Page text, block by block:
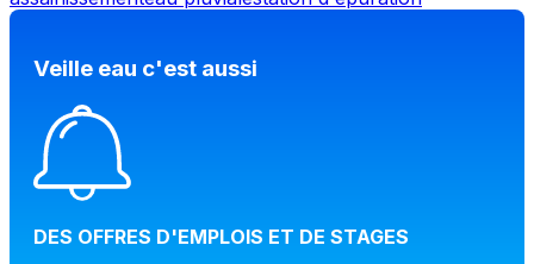
Veille eau c'est aussi
DES OFFRES D'EMPLOIS ET DE STAGES